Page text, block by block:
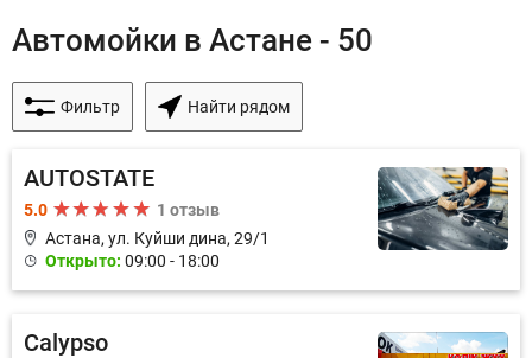
Автомойки в Астане - 50
Фильтр Найти рядом
AUTOSTATE
5.0
1 отзыв
Астана, ул. Куйши дина, 29/1
Открыто: 09:00 - 18:00
Calypso